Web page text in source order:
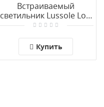
Встраиваемый
светильник Lussole Loft
NOTTE DI LUNA GRLSF-
Купить